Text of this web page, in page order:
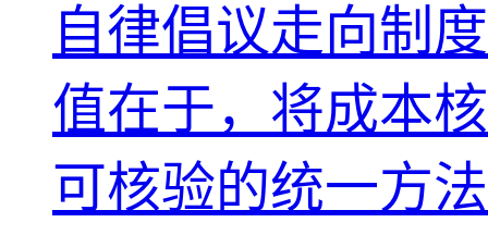
自律倡议走向制
值在于，将成本
可核验的统一方